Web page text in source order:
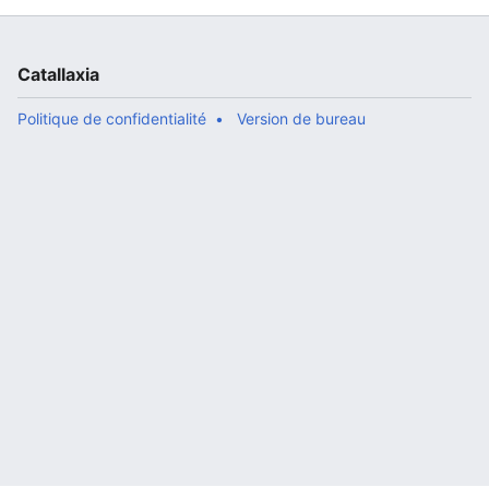
Catallaxia
Politique de confidentialité Version de bureau